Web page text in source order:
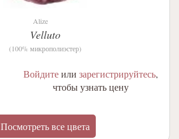
Alize
Velluto
(100% микрополиэстер)
Войдитеили зарегистрируйтесь,
чтобы узнать цену
Посмотреть все цвета